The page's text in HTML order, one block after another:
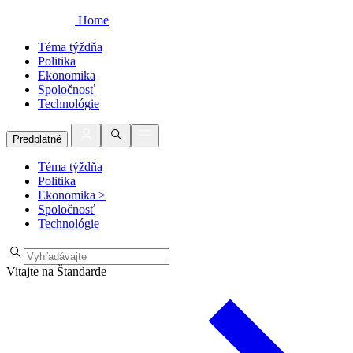
Home
Téma týždňa
Politika
Ekonomika
Spoločnosť
Technológie
Predplatné
Téma týždňa
Politika
Ekonomika >
Spoločnosť
Technológie
Vitajte na Štandarde